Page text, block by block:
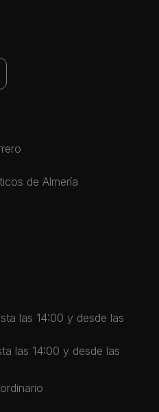
de Almería
las 14:00 y desde las
las 14:00 y desde las